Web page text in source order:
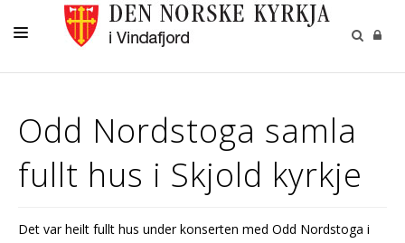
KONFIRMASJON
VIGSEL
BORN OG UNGDOM
Odd Nordstoga samla
fullt hus i Skjold kyrkje
Det var heilt fullt hus under konserten med Odd Nordstoga i